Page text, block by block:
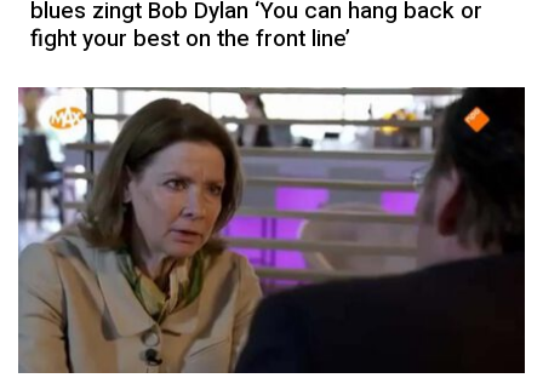
blues zingt Bob Dylan ‘You can hang back or
fight your best on the front line’